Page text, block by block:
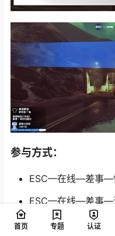
参与方式：
ESC—在线—差事—
ESC—在线—差事—
首页 专题 认证